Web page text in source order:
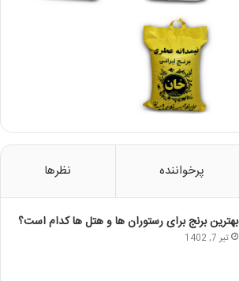
پرخواننده نظرها
بهترین برنج برای رستوران ها و هتل ها کدام است؟
تیر 7, 1402